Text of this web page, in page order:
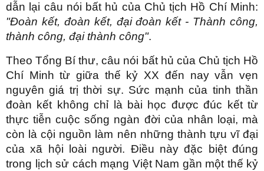
dẫn lại câu nói bất hủ của Chủ tịch Hồ Chí Minh:
"Đoàn kết, đoàn kết, đại đoàn kết - Thành công,
thành công, đại thành công".
Theo Tổng Bí thư, câu nói bất hủ của Chủ tịch Hồ
Chí Minh từ giữa thế kỷ XX đến nay vẫn vẹn
nguyên giá trị thời sự. Sức mạnh của tinh thần
đoàn kết không chỉ là bài học được đúc kết từ
thực tiễn cuộc sống ngàn đời của nhân loại, mà
còn là cội nguồn làm nên những thành tựu vĩ đại
của xã hội loài người. Điều này đặc biệt đúng
trong lịch sử cách mạng Việt Nam gần một thế kỷ